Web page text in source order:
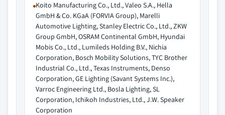
Koito Manufacturing Co., Ltd., Valeo S.A., Hella
GmbH & Co. KGaA (FORVIA Group), Marelli
Automotive Lighting, Stanley Electric Co., Ltd., ZKW
Group GmbH, OSRAM Continental GmbH, Hyundai
Mobis Co., Ltd., Lumileds Holding B.V., Nichia
Corporation, Bosch Mobility Solutions, TYC Brother
Industrial Co., Ltd., Texas Instruments, Denso
Corporation, GE Lighting (Savant Systems Inc.),
Varroc Engineering Ltd., Bosla Lighting, SL
Corporation, Ichikoh Industries, Ltd., J.W. Speaker
Corporation